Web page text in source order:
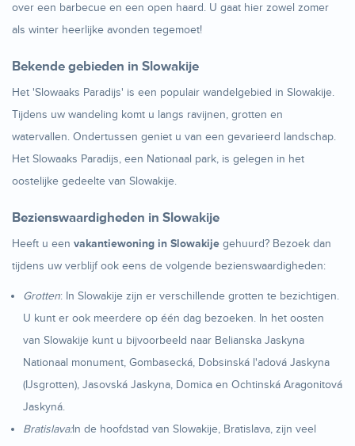
over een barbecue en een open haard. U gaat hier zowel zomer
als winter heerlijke avonden tegemoet!
Bekende gebieden in Slowakije
Het 'Slowaaks Paradijs' is een populair wandelgebied in Slowakije.
Tijdens uw wandeling komt u langs ravijnen, grotten en
watervallen. Ondertussen geniet u van een gevarieerd landschap.
Het Slowaaks Paradijs, een Nationaal park, is gelegen in het
oostelijke gedeelte van Slowakije.
Bezienswaardigheden in Slowakije
Heeft u een vakantiewoning in Slowakije gehuurd? Bezoek dan
tijdens uw verblijf ook eens de volgende bezienswaardigheden:
Grotten: In Slowakije zijn er verschillende grotten te bezichtigen.
U kunt er ook meerdere op één dag bezoeken. In het oosten
van Slowakije kunt u bijvoorbeeld naar Belianska Jaskyna
Nationaal monument, Gombasecká, Dobsinská l'adová Jaskyna
(IJsgrotten), Jasovská Jaskyna, Domica en Ochtinská Aragonitová
Jaskyná.
Bratislava:In de hoofdstad van Slowakije, Bratislava, zijn veel